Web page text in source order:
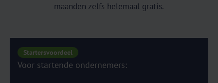
maanden zelfs helemaal gratis.
Startersvoordeel
Voor startende ondernemers: